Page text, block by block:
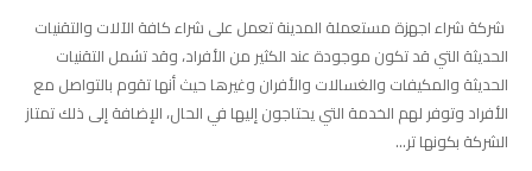
شركة شراء اجهزة مستعملة المدينة تعمل على شراء كافة الآلات والتقنيات
الحديثة التي قد تكون موجودة عند الكثير من الأفراد، وقد تشمل التقنيات
الحديثة والمكيفات والغسالات والأفران وغيرها حيث أنها تقوم بالتواصل مع
الأفراد وتوفر لهم الخدمة التي يحتاجون إليها في الحال، الإضافة إلى ذلك تمتاز
الشركة بكونها تر...